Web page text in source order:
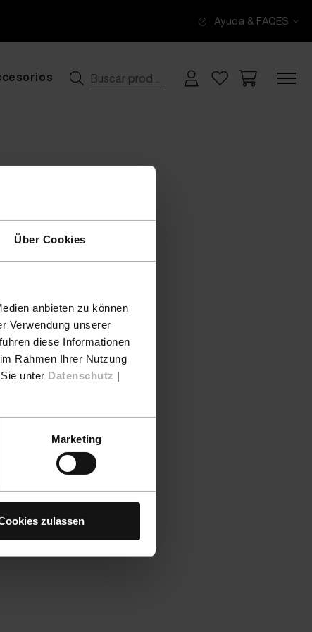
Über Cookies
anbieten zu können
Verwendung unserer
diese Informationen
Rahmen Ihrer Nutzung
unter Datenschutz |
Marketing
zulassen
Ayuda & FAQES